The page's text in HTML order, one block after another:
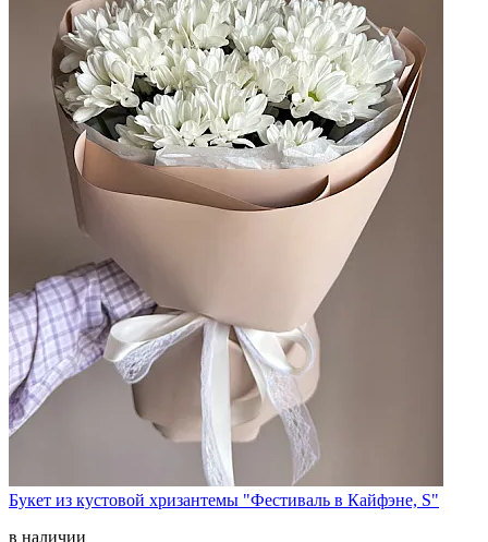
Букет из кустовой хризантемы "Фестиваль в Кайфэне, S"
в наличии